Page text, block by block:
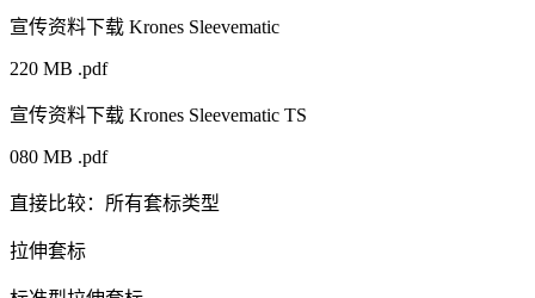
宣传资料下载 Krones Sleevematic
220 MB .pdf
宣传资料下载 Krones Sleevematic TS
080 MB .pdf
直接比较：所有套标类型
拉伸套标